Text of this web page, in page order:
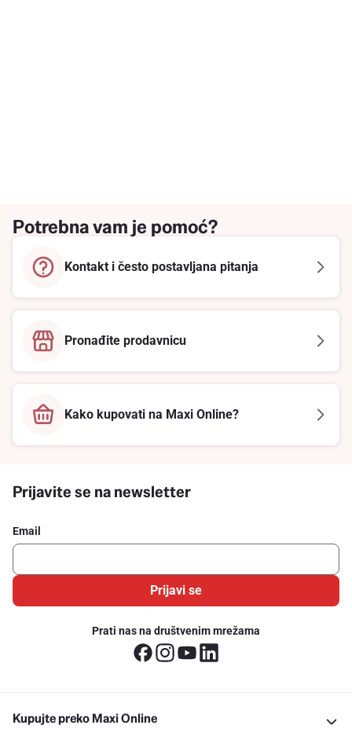
Potrebna vam je pomoć?
Kontakt i često postavljana pitanja
Pronađite prodavnicu
Kako kupovati na Maxi Online?
Prijavite se na newsletter
Email
Prijavi se
Prati nas na društvenim mrežama
Kupujte preko Maxi Online